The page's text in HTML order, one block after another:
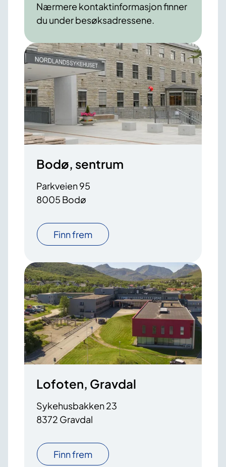
Nærmere kontaktinformasjon finner
du under besøksadressene.
Bodø, sentrum
Parkveien 95
8005 Bodø
Finn frem
Lofoten, Gravdal
Sykehusbakken 23
8372 Gravdal
Finn frem